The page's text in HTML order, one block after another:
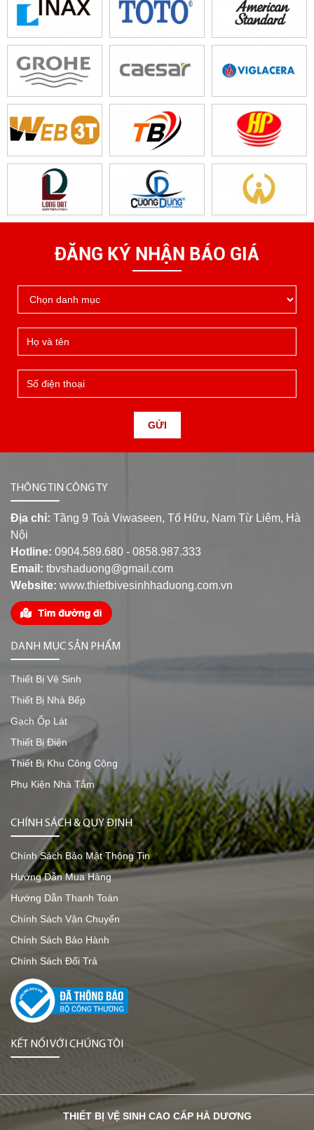
ĐĂNG KÝ NHẬN BÁO GIÁ
GỬI
THÔNG TIN CÔNG TY
Địa chỉ: Tầng 9 Toà Viwaseen, Tố Hữu, Nam Từ Liêm, Hà
Nội
Hotline: 0904.589.680 - 0858.987.333
Email: tbvshaduong@gmail.com
Website: www.thietbivesinhhaduong.com.vn
DANH MỤC SẢN PHẨM
Thiết Bị Vệ Sinh
Thiết Bị Nhà Bếp
Gạch Ốp Lát
Thiết Bị Điện
Thiết Bị Khu Công Cộng
Phụ Kiện Nhà Tắm
CHÍNH SÁCH & QUY ĐỊNH
Chính Sách Bảo Mật Thông Tin
Hướng Dẫn Mua Hàng
Hướng Dẫn Thanh Toán
Chính Sách Vận Chuyển
Chính Sách Bảo Hành
Chính Sách Đổi Trả
KẾT NỐI VỚI CHÚNG TÔI
THIẾT BỊ VỆ SINH CAO CẤP HÀ DƯƠNG